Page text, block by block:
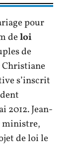
pour
deloi
de
Christiane
s’inscrit
2012. Jean-
ministre,
de loi le